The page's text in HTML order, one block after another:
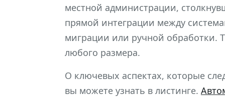
местной администрации,
прямой интеграции между
миграции или ручной обработки.
любого размера.
О ключевых аспектах, которые
вы можете узнать в листинге.